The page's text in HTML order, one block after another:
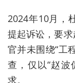
2024年10月，
提起诉讼，要
官并未围绕“工
查，仅以“赵波
求。